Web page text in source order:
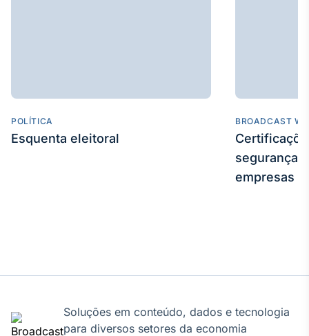
POLÍTICA
Esquenta eleitoral
BROADCAST
segurança
empresas
Soluções em conteúdo, dados e tecnologia
para diversos setores da economia